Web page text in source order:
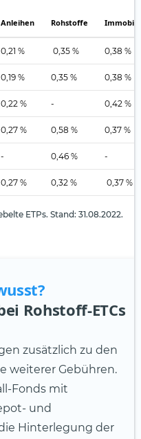
Anleihen Rohstoffe
0,21 % 0,35 % 0,38 %
0,19 % 0,35 % 0,38 %
0,22 % - 0,42 %
0,27 % 0,58 % 0,37 %
- 0,46 % -
0,27 % 0,32 % 0,37 %
ETPs. Stand: 31.08.2022.
Rohstoff-ETCs
zusätzlich zu den
weiterer Gebühren.
Fonds mit
und
Hinterlegung der